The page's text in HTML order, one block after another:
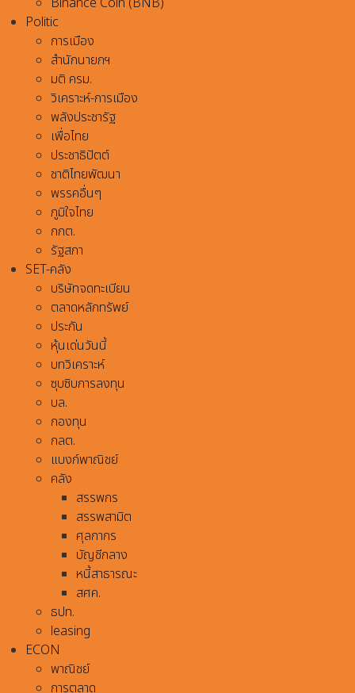
Politic
การเมือง
สำนักนายกฯ
มติ ครม.
วิเคราะห์-การเมือง
พลังประชารัฐ
เพื่อไทย
ประชาธิปัตต์
ชาติไทยพัฒนา
พรรคอื่นๆ
ภูมิใจไทย
กกต.
รัฐสภา
SET-คลัง
บริษัทจดทะเบียน
ตลาดหลักทรัพย์
ประกัน
หุ้นเด่นวันนี้
บทวิเคราะห์
ซุบซิบการลงทุน
บล.
กองทุน
กลต.
แบงก์พาณิชย์
คลัง
สรรพกร
สรรพสามิต
ศุลกากร
บัญชีกลาง
หนี้สาธารณะ
สศค.
ธปท.
leasing
ECON
พาณิชย์
การตลาด